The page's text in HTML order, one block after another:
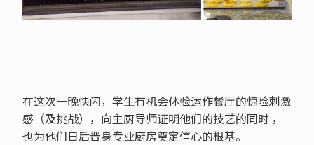
在这次一晚快闪，学生有机会体验运作餐厅的惊险刺激
感（及挑战），向主厨导师证明他们的技艺的同时 ，
也为他们日后晋身专业厨房奠定信心的根基。